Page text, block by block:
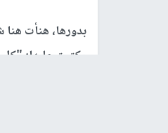
بدورها، هنأت
وكتبت عليها: